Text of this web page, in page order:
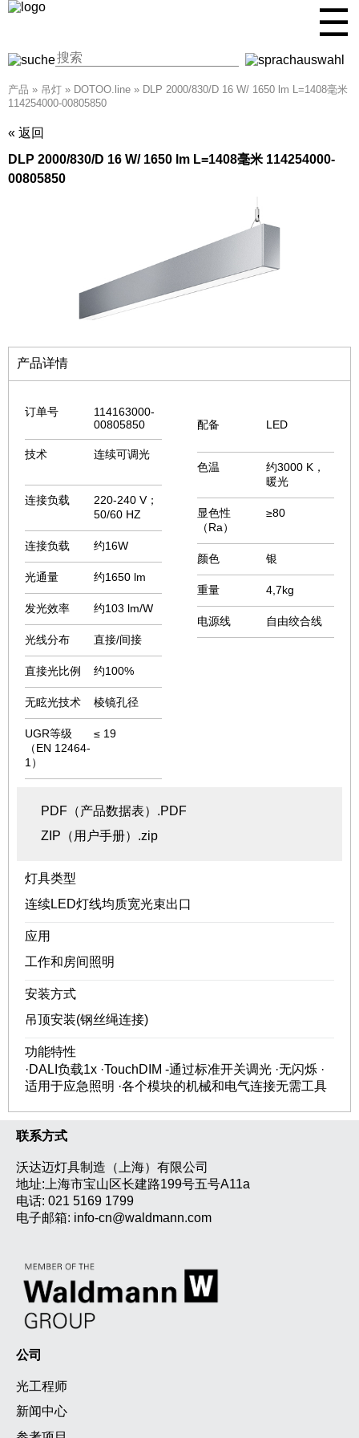
☰
产品 » 吊灯 » DOTOO.line » DLP 2000/830/D 16 W/ 1650 lm L=1408毫米
114254000-00805850
« 返回
DLP 2000/830/D 16 W/ 1650 lm L=1408毫米 114254000-
00805850
产品详情
订单号
114163000-
00805850
技术 连续可调光
连接负载
220-240 V；
50/60 HZ
连接负载 约16W
光通量 约1650 lm
发光效率 约103 lm/W
光线分布 直接/间接
直接光比例 约100%
无眩光技术 棱镜孔径
UGR等级
（EN 12464-
1）
≤ 19
配备 LED
色温 约3000 K，
暖光
显色性
（Ra）
≥80
颜色 银
重量 4,7kg
电源线 自由绞合线
PDF（产品数据表）.PDF
ZIP（用户手册）.zip
灯具类型
连续LED灯线均质宽光束出口
应用
工作和房间照明
安装方式
吊顶安装(钢丝绳连接)
功能特性
·DALI负载1x ·TouchDIM -通过标准开关调光 ·无闪烁 ·
适用于应急照明 ·各个模块的机械和电气连接无需工具
联系方式
沃达迈灯具制造（上海）有限公司
地址:上海市宝山区长建路199号五号A11a
电话: 021 5169 1799
电子邮箱: info-cn@waldmann.com
公司
光工程师
新闻中心